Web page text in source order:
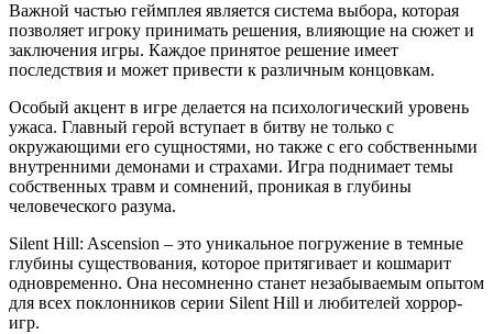
Важной частью геймплея является система выбора, которая
позволяет игроку принимать решения, влияющие на сюжет и
заключения игры. Каждое принятое решение имеет
последствия и может привести к различным концовкам.
Особый акцент в игре делается на психологический уровень
ужаса. Главный герой вступает в битву не только с
окружающими его сущностями, но также с его собственными
внутренними демонами и страхами. Игра поднимает темы
собственных травм и сомнений, проникая в глубины
человеческого разума.
Silent Hill: Ascension – это уникальное погружение в темные
глубины существования, которое притягивает и кошмарит
одновременно. Она несомненно станет незабываемым опытом
для всех поклонников серии Silent Hill и любителей хоррор-
игр.